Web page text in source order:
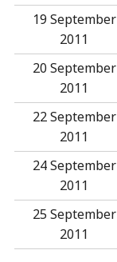
19 September
2011
20 September
2011
22 September
2011
24 September
2011
25 September
2011